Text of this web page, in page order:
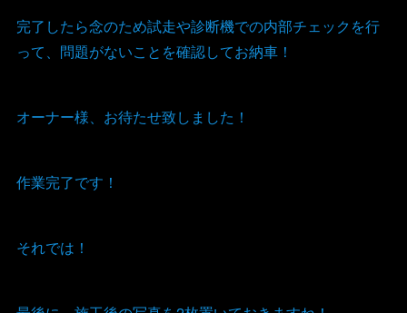
完了したら念のため試走や診断機での内部チェックを行
って、問題がないことを確認してお納車！
オーナー様、お待たせ致しました！
作業完了です！
それでは！